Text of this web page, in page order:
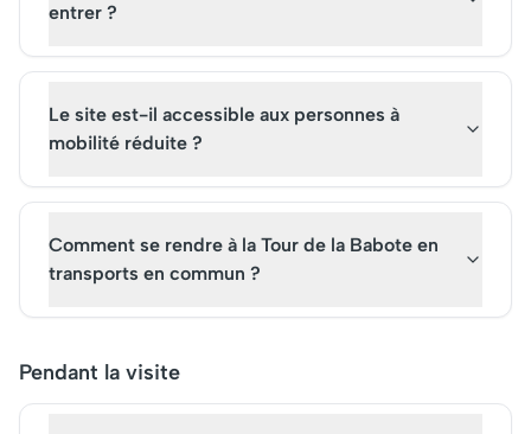
entrer ?
Le site est-il accessible aux personnes à
mobilité réduite ?
Comment se rendre à la Tour de la Babote en
transports en commun ?
Pendant la visite